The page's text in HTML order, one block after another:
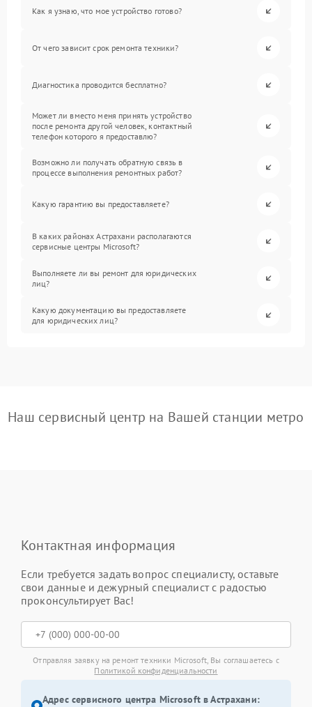
Как я узнаю, что мое устройство готово?
От чего зависит срок ремонта техники?
Диагностика проводится бесплатно?
Может ли вместо меня принять устройство
после ремонта другой человек, контактный
телефон которого я предоставлю?
Возможно ли получать обратную связь в
процессе выполнения ремонтных работ?
Какую гарантию вы предоставляете?
В каких районах Астрахани располагаются
сервисные центры Microsoft?
Выполняете ли вы ремонт для юридических
лиц?
Какую документацию вы предоставляете
для юридических лиц?
Наш сервисный центр на Вашей станции метро
Контактная информация
Если требуется задать вопрос специалисту, оставьте
свои данные и дежурный специалист с радостью
проконсультирует Вас!
Отправляя заявку на ремонт техники Microsoft, Вы соглашаетесь с
Политикой конфиденциальности
Адрес сервисного центра Microsoft в Астрахани: